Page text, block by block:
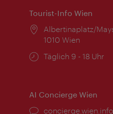
Tourist-Info Wien
Ort:
Albertinaplatz/
1010 Wien
Öffnungszeiten:
Täglich 9 - 18 Uhr
AI Concierge Wien
Ort:
concierge.wien.info